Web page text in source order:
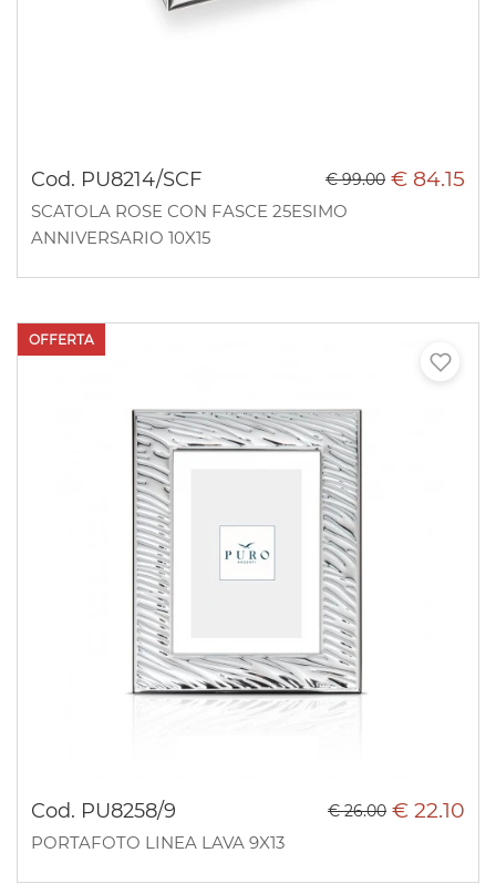
Cod. PU8214/SCF € 84.15
€ 99.00
SCATOLA ROSE CON FASCE 25ESIMO
ANNIVERSARIO 10X15
Cod. PU8258/9 € 22.10
€ 26.00
PORTAFOTO LINEA LAVA 9X13